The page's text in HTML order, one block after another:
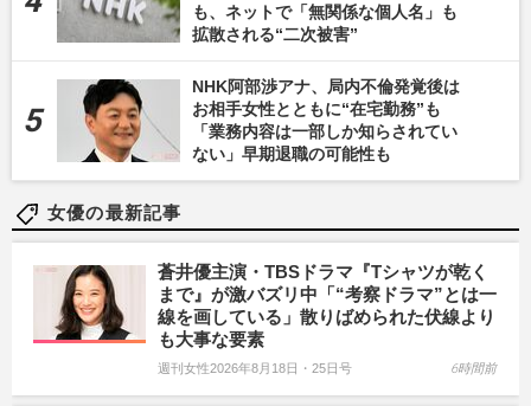
も、ネットで「無関係な個人名」も
拡散される“二次被害”
NHK阿部渉アナ、局内不倫発覚後は
お相手女性とともに“在宅勤務”も
「業務内容は一部しか知らされてい
ない」早期退職の可能性も
女優の最新記事
蒼井優主演・TBSドラマ『Tシャツが乾く
まで』が激バズリ中「“考察ドラマ”とは一
線を画している」散りばめられた伏線より
も大事な要素
週刊女性2026年8月18日・25日号 6時間前